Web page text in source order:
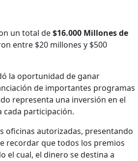
un total de$16.000 Millones de
entre $20 millones y $500
la oportunidad de ganar
de importantes programas
representa una inversión en el
cada participación.
oficinas autorizadas, presentando
recordar que todos los premios
el cual, el dinero se destina a